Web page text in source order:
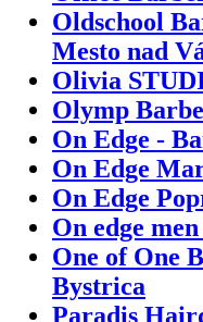
Oldschool
Mesto nad
Olivia
Olymp
On Edge -
On Edge
On Edge
On edge
One of One
Bystrica
Paradis